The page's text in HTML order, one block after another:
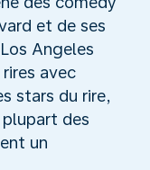
et de ses
Angeles
avec
stars du rire,
des
un